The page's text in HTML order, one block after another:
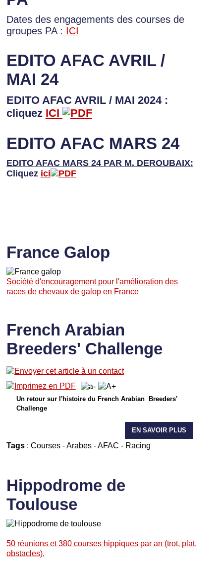
Dates des engagements des courses de
groupes PA : ICI
EDITO AFAC AVRIL /
MAI 24
EDITO AFAC AVRIL / MAI 2024 :
cliquez ICI
EDITO AFAC MARS 24
EDITO AFAC MARS 24 PAR M. DEROUBAIX:
Cliquez ici
France Galop
Société d'encouragement pour l'amélioration des
races de chevaux de galop en France
French Arabian
Breeders' Challenge
Un retour sur l'histoire du French Arabian Breeders'
Challenge
EN SAVOIR PLUS
Tags: Courses- Arabes- AFAC - Racing
Hippodrome de
Toulouse
50 réunions et 380 courses hippiques par an (trot, plat,
obstacles).